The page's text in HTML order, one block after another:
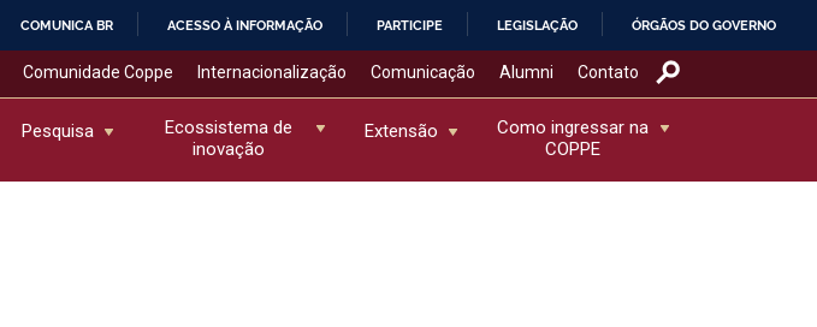
COMUNICA BR ACESSO À INFORMAÇÃO PARTICIPE LEGISLAÇÃO ÓRGÃOS DO GOVERNO
Comunidade Coppe Internacionalização Comunicação Alumni Contato
Pesquisa
Ecossistema de
inovação
Extensão
Como ingressar na
COPPE